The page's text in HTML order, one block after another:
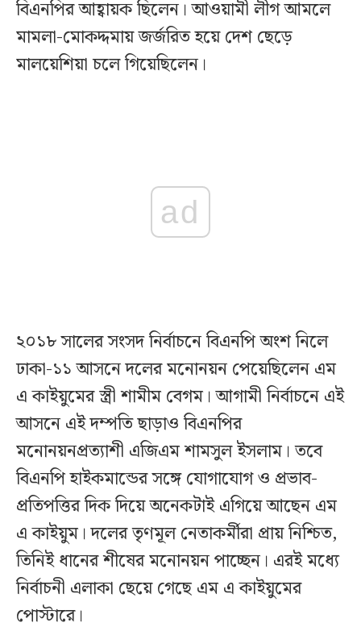
বিএনপির আহ্বায়ক ছিলেন। আওয়ামী লীগ আমলে
মামলা-মোকদ্দমায় জর্জরিত হয়ে দেশ ছেড়ে
মালয়েশিয়া চলে গিয়েছিলেন।
ad
২০১৮ সালের সংসদ নির্বাচনে বিএনপি অংশ নিলে
ঢাকা-১১ আসনে দলের মনোনয়ন পেয়েছিলেন এম
এ কাইয়ুমের স্ত্রী শামীম বেগম। আগামী নির্বাচনে এই
আসনে এই দম্পতি ছাড়াও বিএনপির
মনোনয়নপ্রত‍্যাশী এজিএম শামসুল ইসলাম। তবে
বিএনপি হাইকমান্ডের সঙ্গে যোগাযোগ ও প্রভাব-
প্রতিপত্তির দিক দিয়ে অনেকটাই এগিয়ে আছেন এম
এ কাইয়ুম। দলের তৃণমূল নেতাকর্মীরা প্রায় নিশ্চিত,
তিনিই ধানের শীষের মনোনয়ন পাচ্ছেন। এরই মধ্যে
নির্বাচনী এলাকা ছেয়ে গেছে এম এ কাইয়ুমের
পোস্টারে।